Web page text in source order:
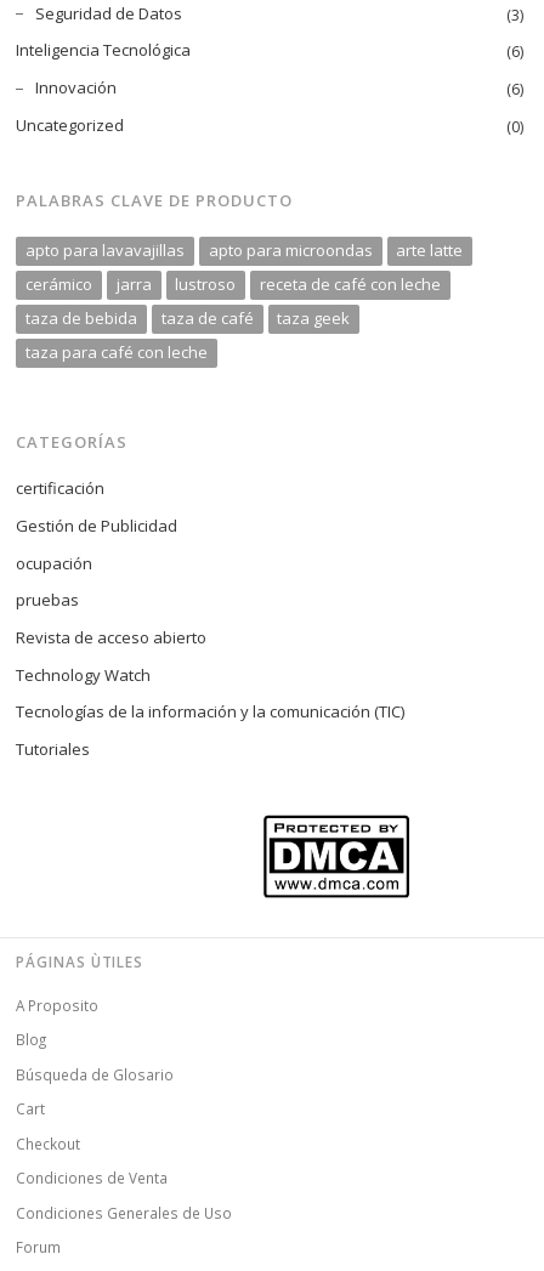
Seguridad de Datos (3)
Inteligencia Tecnológica (6)
Innovación (6)
Uncategorized (0)
PALABRAS CLAVE DE PRODUCTO
apto para lavavajillas apto para microondas
arte latte
cerámico
jarra lustroso
receta de café con leche
taza de bebida
taza de café
taza geek
taza para café con leche
CATEGORÍAS
certificación
Gestión de Publicidad
ocupación
pruebas
Revista de acceso abierto
Technology Watch
Tecnologías de la información y la comunicación (TIC)
Tutoriales
PÁGINAS ÙTILES
A Proposito
Blog
Búsqueda de Glosario
Cart
Checkout
Condiciones de Venta
Condiciones Generales de Uso
Forum